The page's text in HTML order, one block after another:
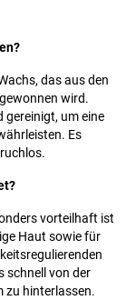
das aus den
wird.
gereinigt, um eine
Es
vorteilhaft ist
Haut sowie für
schnell von der
zu hinterlassen.